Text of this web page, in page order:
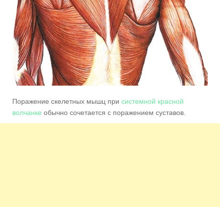
Поражение скелетных мышц при системной красной
волчанке обычно сочетается с поражением суставов.